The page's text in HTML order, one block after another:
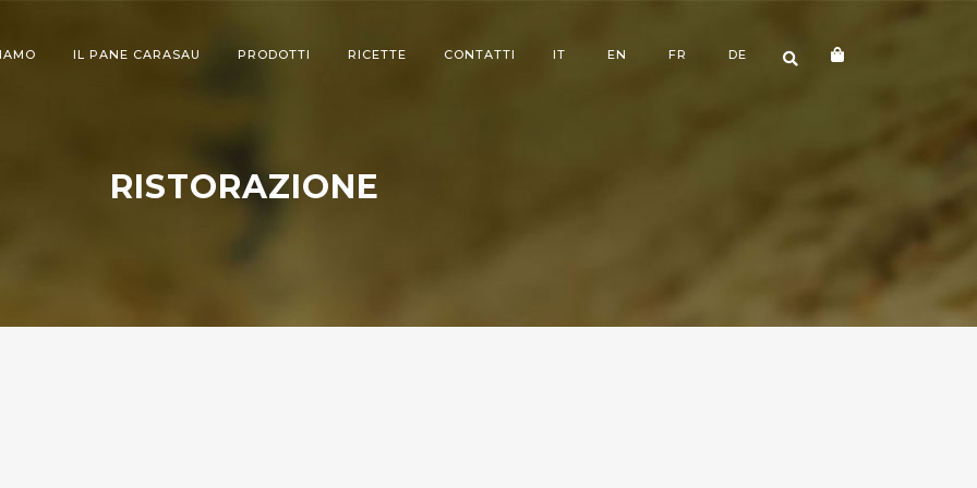
IL PANE CARASAU PRODOTTI RICETTE CONTATTI IT EN FR DE
RISTORAZIONE